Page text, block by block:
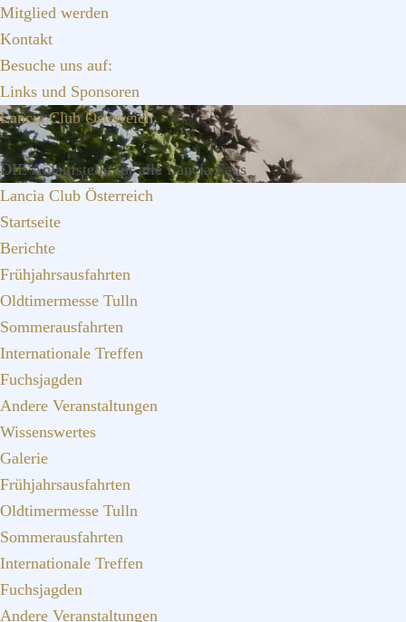
Zur
Hauptnavigation
springen
Zum
Inhalt
springen
Zur
Seitenspalte
springen
Mitglied werden
Kontakt
Besuche uns auf:
Links und Sponsoren
Lancia Club Österreich
DIE Anlaufstelle für alle Lancia Fans
Lancia Club Österreich
Startseite
Berichte
Frühjahrsausfahrten
Oldtimermesse Tulln
Sommerausfahrten
Internationale Treffen
Fuchsjagden
Andere Veranstaltungen
Wissenswertes
Galerie
Frühjahrsausfahrten
Oldtimermesse Tulln
Sommerausfahrten
Internationale Treffen
Fuchsjagden
Andere Veranstaltungen